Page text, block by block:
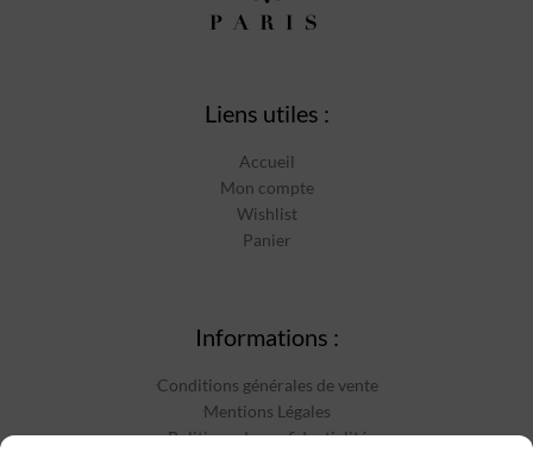
Liens utiles :
Accueil
Mon compte
Wishlist
Panier
Informations :
Conditions générales de vente
Mentions Légales
Politique de confidentialité